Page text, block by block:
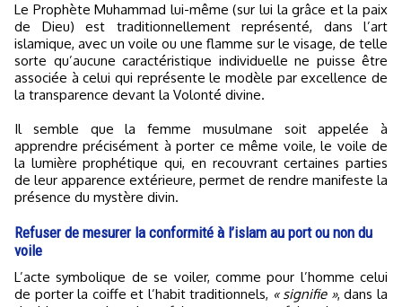
Le Prophète Muhammad lui-même (sur lui la grâce et la paix
de Dieu) est traditionnellement représenté, dans l’art
islamique, avec un voile ou une flamme sur le visage, de telle
sorte qu’aucune caractéristique individuelle ne puisse être
associée à celui qui représente le modèle par excellence de
la transparence devant la Volonté divine.
Il semble que la femme musulmane soit appelée à
apprendre précisément à porter ce même voile, le voile de
la lumière prophétique qui, en recouvrant certaines parties
de leur apparence extérieure, permet de rendre manifeste la
présence du mystère divin.
Refuser de mesurer la conformité à l’islam au port ou non du
voile
L’acte symbolique de se voiler, comme pour l’homme celui
de porter la coiffe et l’habit traditionnels, « signifie », dans la